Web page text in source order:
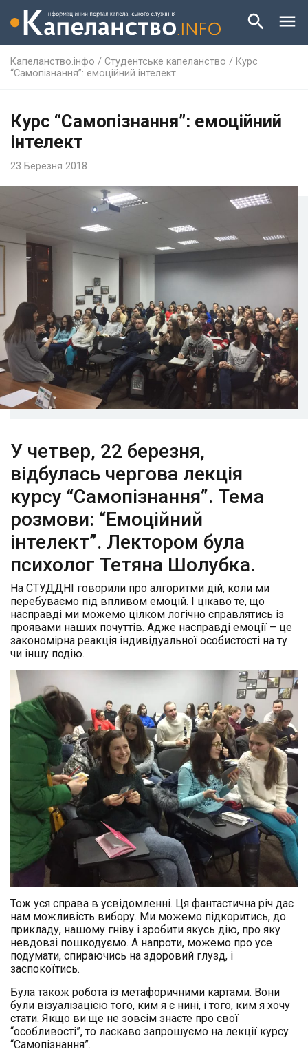
Капеланство.інфо / Студентське капеланство / Курс
“Самопізнання”: емоційний інтелект
Курс “Самопізнання”: емоційний
інтелект
23 Березня 2018
У четвер, 22 березня,
відбулась чергова лекція
курсу “Самопізнання”. Тема
розмови: “Емоційний
інтелект”. Лектором була
психолог Тетяна Шолубка.
На СТУДДНІ говорили про алгоритми дій, коли ми
перебуваємо під впливом емоцій. І цікаво те, що
насправді ми можемо цілком логічно справлятись із
проявами наших почуттів. Адже насправді емоції – це
закономірна реакція індивідуальної особистості на ту
чи іншу подію.
Тож уся справа в усвідомленні. Ця фантастична річ дає
нам можливість вибору. Ми можемо підкоритись, до
прикладу, нашому гніву і зробити якусь дію, про яку
невдовзі пошкодуємо. А напроти, можемо про усе
подумати, спираючись на здоровий глузд, і
заспокоїтись.
Була також робота із метафоричними картами. Вони
були візуалізацією того, ким я є нині, і того, ким я хочу
стати. Якщо ви ще не зовсім знаєте про свої
“особливості”, то ласкаво запрошуємо на лекції курсу
“Самопізнання”.